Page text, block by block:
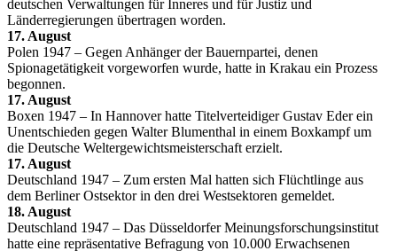
deutschen Verwaltungen für Inneres und für Justiz und
Länderregierungen übertragen worden.
17. August
Polen 1947 – Gegen Anhänger der Bauernpartei, denen
Spionagetätigkeit vorgeworfen wurde, hatte in Krakau ein Prozess
begonnen.
17. August
Boxen 1947 – In Hannover hatte Titelverteidiger Gustav Eder ein
Unentschieden gegen Walter Blumenthal in einem Boxkampf um
die Deutsche Weltergewichtsmeisterschaft erzielt.
17. August
Deutschland 1947 – Zum ersten Mal hatten sich Flüchtlinge aus
dem Berliner Ostsektor in den drei Westsektoren gemeldet.
18. August
Deutschland 1947 – Das Düsseldorfer Meinungsforschungsinstitut
hatte eine repräsentative Befragung von 10.000 Erwachsenen